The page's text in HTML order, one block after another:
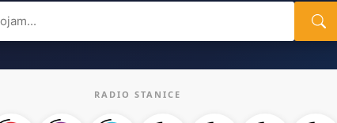
RADIO STANICE